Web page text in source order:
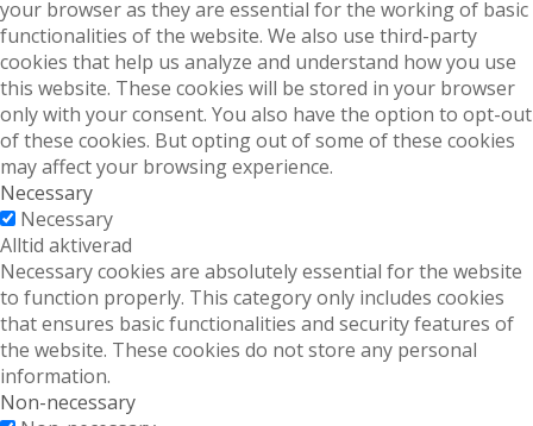
your browser as they are essential for the working of basic
functionalities of the website. We also use third-party
cookies that help us analyze and understand how you use
this website. These cookies will be stored in your browser
only with your consent. You also have the option to opt-out
of these cookies. But opting out of some of these cookies
may affect your browsing experience.
Necessary
Necessary
Alltid aktiverad
Necessary cookies are absolutely essential for the website
to function properly. This category only includes cookies
that ensures basic functionalities and security features of
the website. These cookies do not store any personal
information.
Non-necessary